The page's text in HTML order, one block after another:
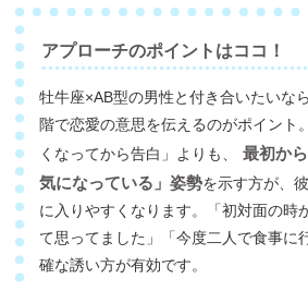
アプローチのポイントはココ！
牡牛座×AB型の男性と付き合いたいな
階で恋愛の意思を伝えるのがポイント
くなってから告白」よりも、
最初か
気になっている」姿勢を示す方が、
に入りやすくなります。「初対面の時
て思ってました」「今度二人で食事に
確な誘い方が有効です。